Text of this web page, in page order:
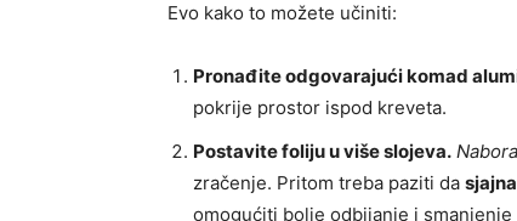
Evo kako to možete učiniti:
Pronađite odgovarajući komad
pokrije prostor ispod kreveta.
Postavite foliju u više slojeva.
zračenje. Pritom treba paziti da
omogućiti bolje odbijanje i